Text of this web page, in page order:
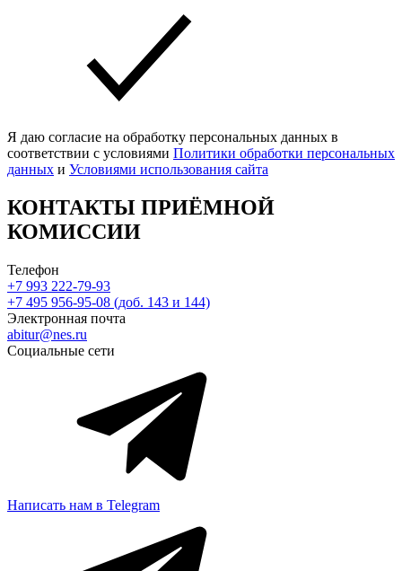
Я даю согласие на обработку персональных данных в
соответствии с условиями Политики обработки персональных
данных и Условиями использования сайта
КОНТАКТЫ ПРИЁМНОЙ
КОМИССИИ
Телефон
+7 993 222-79-93
+7 495 956-95-08 (доб. 143 и 144)
Электронная почта
abitur@nes.ru
Социальные сети
Написать нам в Telegram